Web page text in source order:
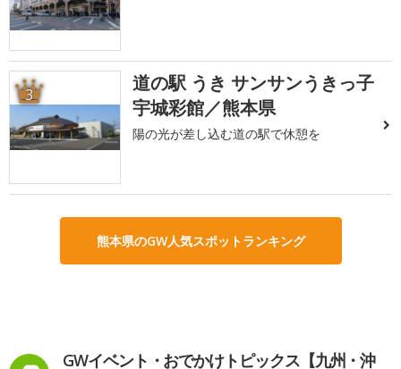
3
道の駅 うき サンサンうきっ子
宇城彩館／熊本県
陽の光が差し込む道の駅で休憩を
熊本県のGW人気スポットランキング
GWイベント・おでかけトピックス【九州・沖